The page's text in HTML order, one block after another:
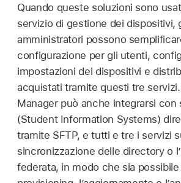
Quando queste soluzioni sono
servizio di gestione dei dispositivi,
amministratori possono
configurazione per gli utenti,
impostazioni dei dispositivi e
acquistati tramite questi tre
Manager può anche integrarsi con
(Student Information Systems)
tramite SFTP, e tutti e tre i servizi
sincronizzazione delle directory o
federata, in modo che sia